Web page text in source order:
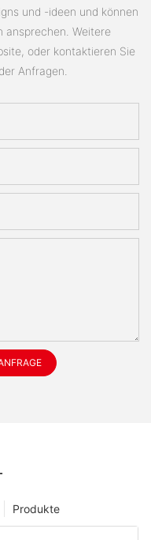
und -ideen und können
ansprechen. Weitere
oder kontaktieren Sie
Anfragen.
Produkte